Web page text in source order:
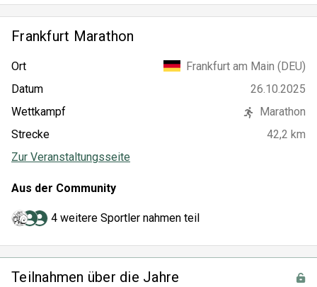
Frankfurt Marathon
Ort
Frankfurt am Main (DEU)
Datum
26.10.2025
Wettkampf
Marathon
Strecke
42,2 km
Zur Veranstaltungsseite
Aus der Community
4 weitere Sportler nahmen teil
Teilnahmen über die Jahre